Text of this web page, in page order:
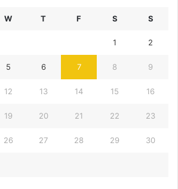
W T F S S
1 2
5 6 7 8 9
12 13 14 15 16
19 20 21 22 23
26 27 28 29 30